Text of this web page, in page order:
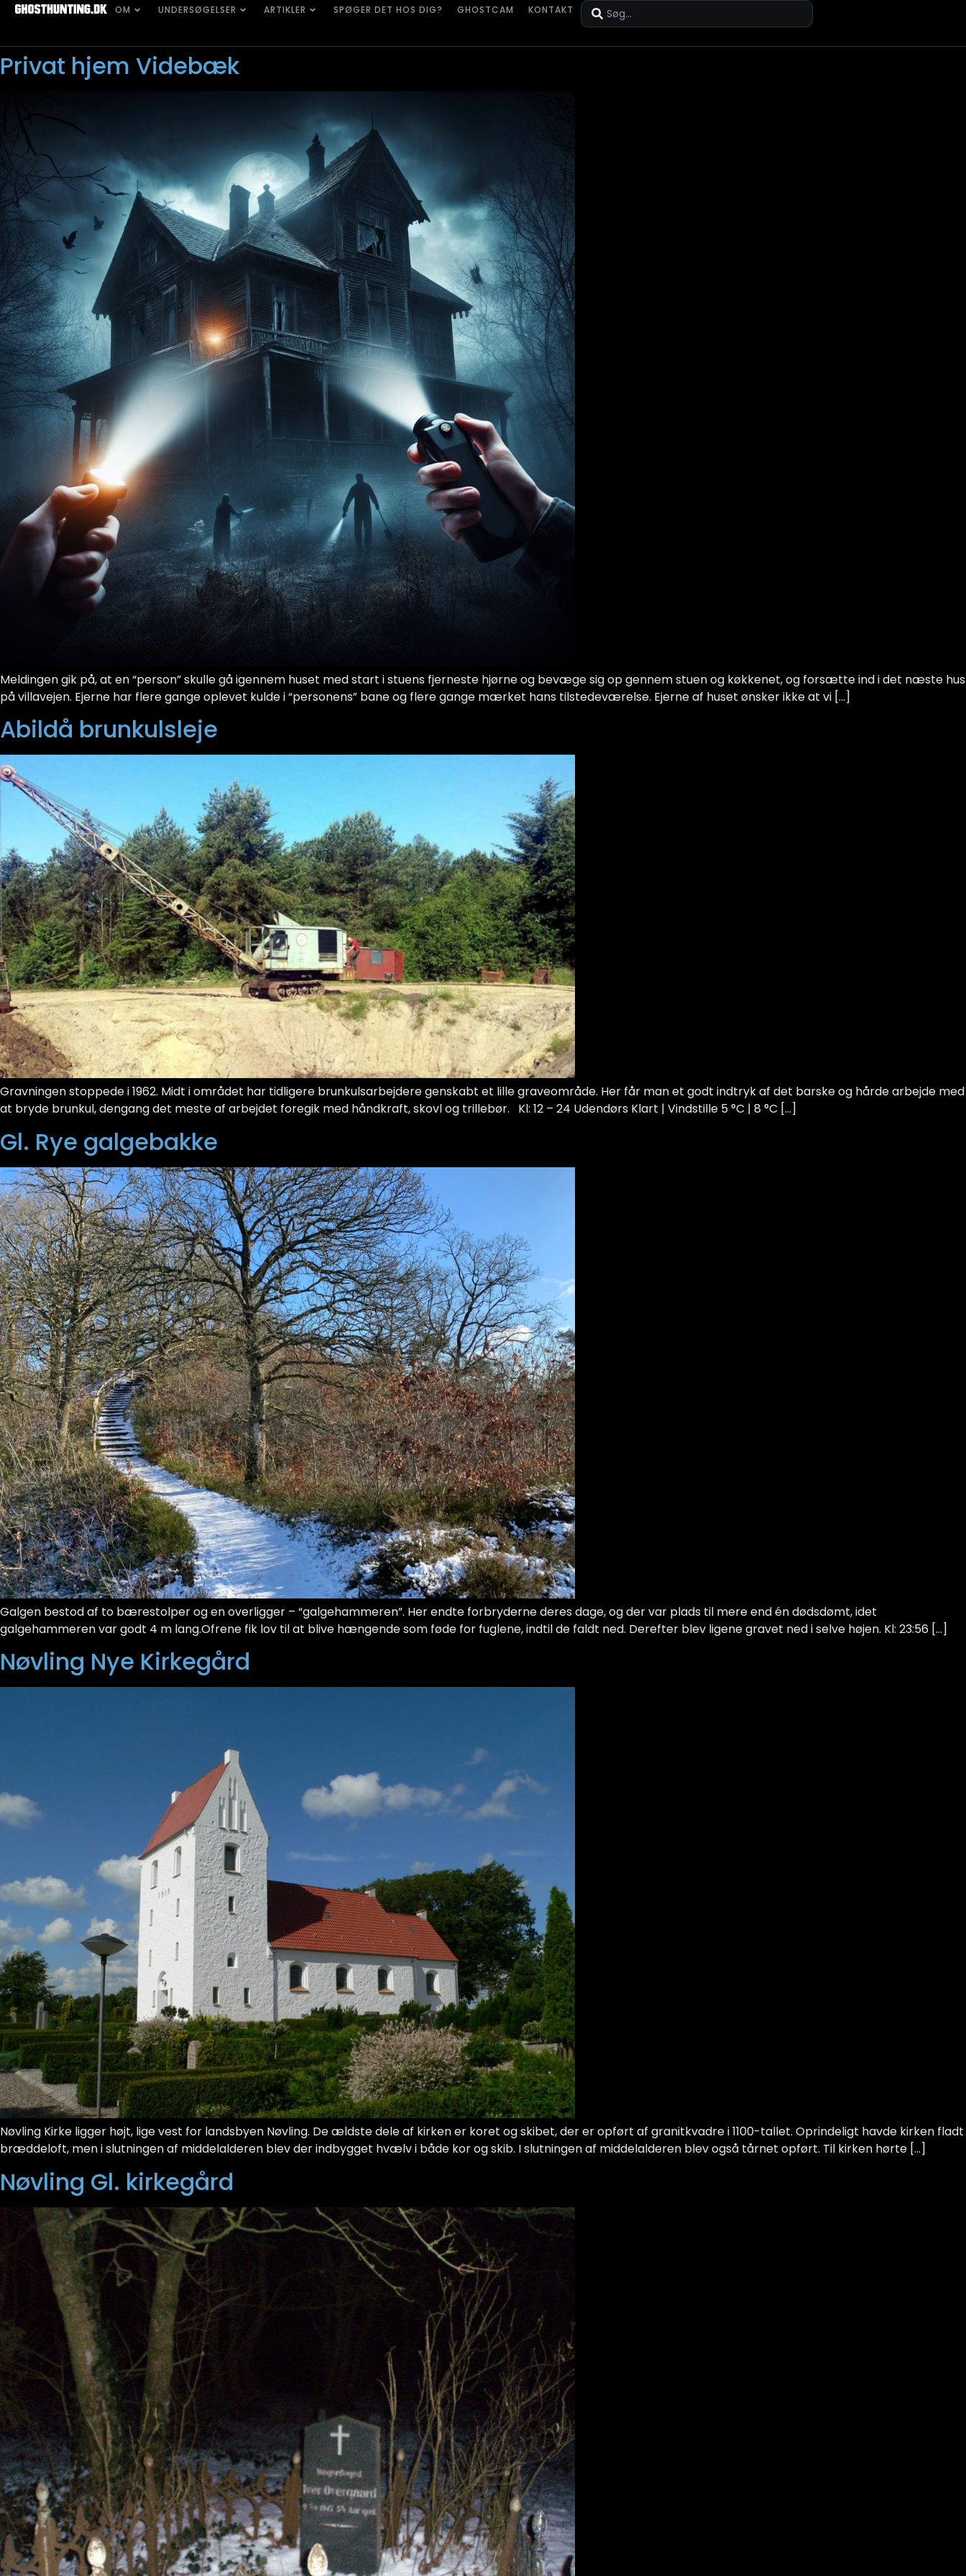
OM UNDERSØGELSER ARTIKLER SPØGER DET HOS DIG? GHOSTCAM KONTAKT
Privat hjem Videbæk
Meldingen gik på, at en “person” skulle gå igennem huset med start i stuens fjerneste hjørne og bevæge sig op gennem stuen og køkkenet, og forsætte ind i det næste hus
på villavejen. Ejerne har flere gange oplevet kulde i “personens” bane og flere gange mærket hans tilstedeværelse. Ejerne af huset ønsker ikke at vi […]
Abildå brunkulsleje
Gravningen stoppede i 1962. Midt i området har tidligere brunkulsarbejdere genskabt et lille graveområde. Her får man et godt indtryk af det barske og hårde arbejde med
at bryde brunkul, dengang det meste af arbejdet foregik med håndkraft, skovl og trillebør. Kl: 12 – 24 Udendørs Klart | Vindstille 5 °C | 8 °C […]
Gl. Rye galgebakke
Galgen bestod af to bærestolper og en overligger – “galgehammeren”. Her endte forbryderne deres dage, og der var plads til mere end én dødsdømt, idet
galgehammeren var godt 4 m lang.Ofrene fik lov til at blive hængende som føde for fuglene, indtil de faldt ned. Derefter blev ligene gravet ned i selve højen. Kl: 23:56 […]
Nøvling Nye Kirkegård
Nøvling Kirke ligger højt, lige vest for landsbyen Nøvling. De ældste dele af kirken er koret og skibet, der er opført af granitkvadre i 1100-tallet. Oprindeligt havde kirken fladt
bræddeloft, men i slutningen af middelalderen blev der indbygget hvælv i både kor og skib. I slutningen af middelalderen blev også tårnet opført. Til kirken hørte […]
Nøvling Gl. kirkegård